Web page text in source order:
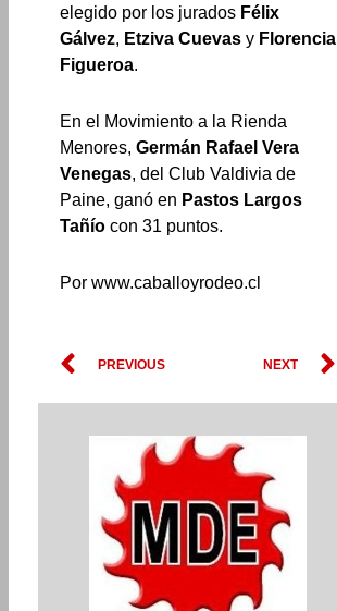
elegido por los jurados Félix
Gálvez, Etziva Cuevas y Florencia
Figueroa.
En el Movimiento a la Rienda
Menores,Germán Rafael Vera
Venegas, del Club Valdivia de
Paine, ganó en Pastos Largos
Tañío con 31 puntos.
Por www.caballoyrodeo.cl
Prev
PREVIOUS NEXT